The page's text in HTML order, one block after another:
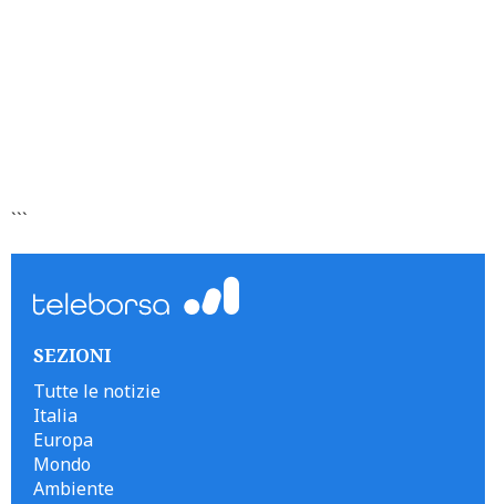
```
SEZIONI
Tutte le notizie
Italia
Europa
Mondo
Ambiente